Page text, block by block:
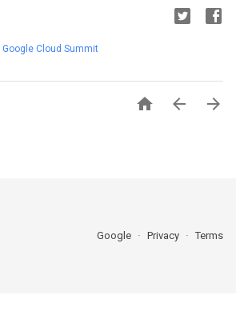
Google Cloud Summit
  
Google Privacy Terms